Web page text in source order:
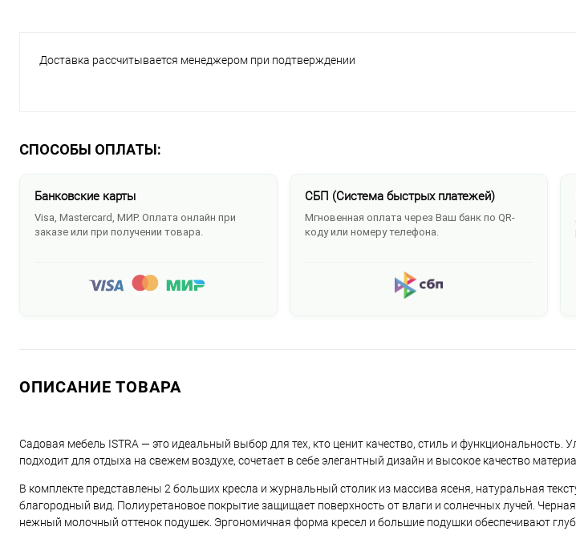
Доставка рассчитывается менеджером при подтверждении
СПОСОБЫ ОПЛАТЫ:
Банковские карты
Visa, Mastercard, МИР. Оплата онлайн при
заказе или при получении товара.
СБП (Система быстрых платежей)
Мгновенная оплата через Ваш банк по QR-
коду или номеру телефона.
ОПИСАНИЕ ТОВАРА
Садовая мебель ISTRA — это идеальный выбор для тех, кто ценит качество, стиль и функциональность.
подходит для отдыха на свежем воздухе, сочетает в себе элегантный дизайн и высокое качество
В комплекте представлены 2 больших кресла и журнальный столик из массива ясеня, натуральная
благородный вид. Полиуретановое покрытие защищает поверхность от влаги и солнечных лучей.
нежный молочный оттенок подушек. Эргономичная форма кресел и большие подушки обеспечивают